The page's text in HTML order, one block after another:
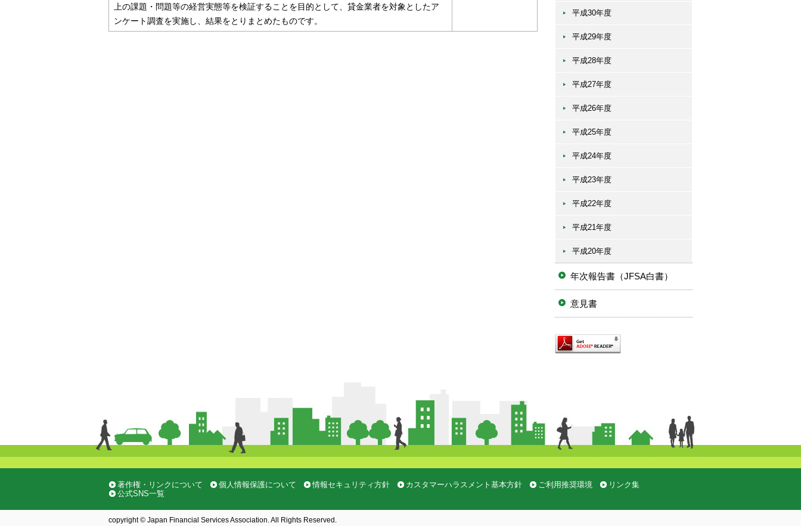
上の課題・問題等の経営実態等を検証することを目的として、貸金業者を対象としたア
ンケート調査を実施し、結果をとりまとめたものです。
平成30年度
平成29年度
平成28年度
平成27年度
平成26年度
平成25年度
平成24年度
平成23年度
平成22年度
平成21年度
平成20年度
年次報告書（JFSA白書）
意見書
著作権・リンクについて 個人情報保護について 情報セキュリティ方針 カスタマーハラスメント基本方針 ご利用推奨環境
リンク集
公式SNS一覧
copyright © Japan Financial Services Association. All Rights Reserved.